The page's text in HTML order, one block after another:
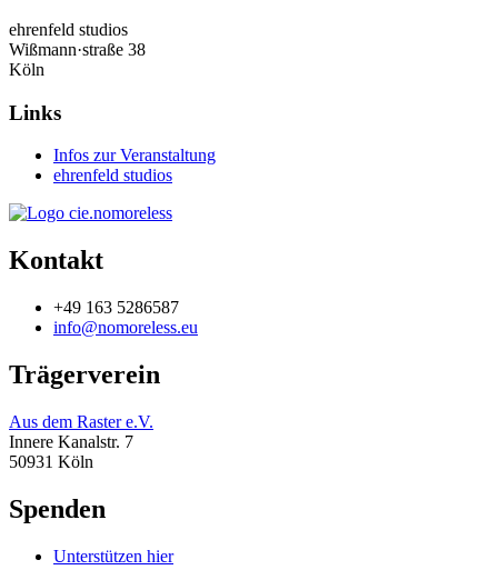
ehrenfeld studios
Wißmann·straße 38
Köln
Links
Infos zur Veranstaltung
ehrenfeld studios
Kontakt
+49 163 5286587
info@nomoreless.eu
Trägerverein
Aus dem Raster e.V.
Innere Kanalstr. 7
50931 Köln
Spenden
Unterstützen hier